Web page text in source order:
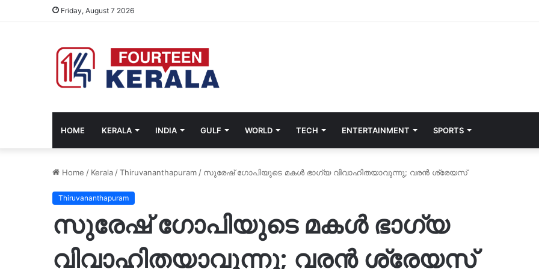
Friday, August 7 2026
HOME KERALA INDIA GULF WORLD TECH ENTERTAINMENT SPORTS
Home / Kerala /Thiruvananthapuram / സുരേഷ് ഗോപിയുടെ മകള്‍ ഭാഗ്യ വിവാഹിതയാവുന്നു; വരന്‍ ശ്രേയസ്
Thiruvananthapuram
സുരേഷ് ഗോപിയുടെ മകള്‍ ഭാഗ്യ
വിവാഹിതയാവുന്നു; വരന്‍ ശ്രേയസ്